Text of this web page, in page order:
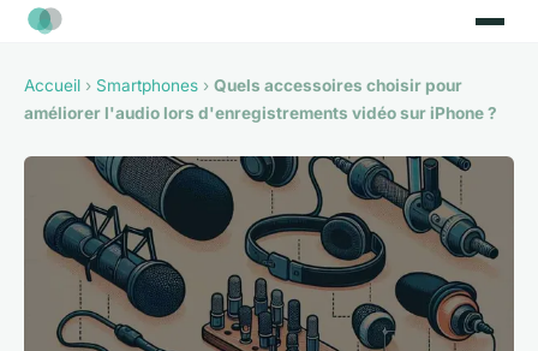
Accueil › Smartphones › Quels accessoires choisir pour
améliorer l'audio lors d'enregistrements vidéo sur iPhone ?